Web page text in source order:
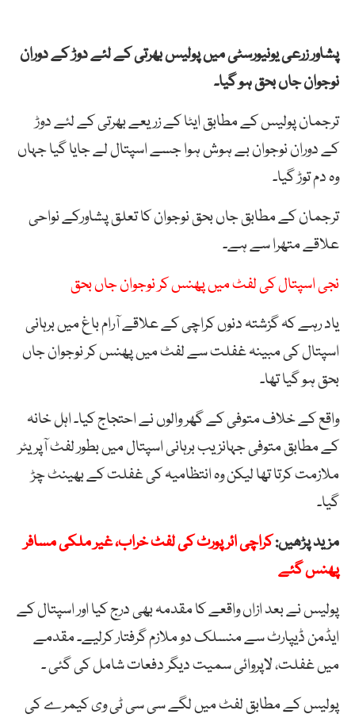
پشاور زرعی یونیورسٹی میں پولیس بھرتی کے لئے دوڑ کے دوران
نوجوان جاں بحق ہو گیا۔
ترجمان پولیس کے مطابق ایٹا کے زریعے بھرتی کے لئے دوڑ
کے دوران نوجوان بے ہوش ہوا جسے اسپتال لے جایا گیا جہاں
وہ دم توڑ گیا۔
ترجمان کے مطابق جاں بحق نوجوان کا تعلق پشاورکے نواحی
علاقے متھرا سے ہے۔
نجی اسپتال کی لفٹ میں پھنس کر نوجوان جاں بحق
یاد رہے کہ گزشتہ دنوں کراچی کے علاقے آرام باغ میں برہانی
اسپتال کی مبینہ غفلت سے لفٹ میں پھنس کر نوجوان جاں
بحق ہو گیا تھا۔
واقع کے خلاف متوفی کے گھر والوں نے احتجاج کیا۔ اہل خانہ
کے مطابق متوفی جہانزیب برہانی اسپتال میں بطور لفٹ آپریٹر
ملازمت کرتا تھا لیکن وہ انتظامیہ کی غفلت کے بھینٹ چڑ
گیا۔
مزید پڑھیں:کراچی ائرپورٹ کی لفٹ خراب، غیر ملکی مسافر
پھنس گئے
پولیس نے بعد ازاں واقعے کا مقدمہ بھی درج کیا اور اسپتال کے
ایڈمن ڈیپارٹ سے منسلک دو ملازم گرفتار کرلیے۔ مقدمے
میں غفلت، لاپروائی سمیت دیگر دفعات شامل کی گئی ۔
پولیس کے مطابق لفٹ میں لگے سی سی ٹی وی کیمرے کی